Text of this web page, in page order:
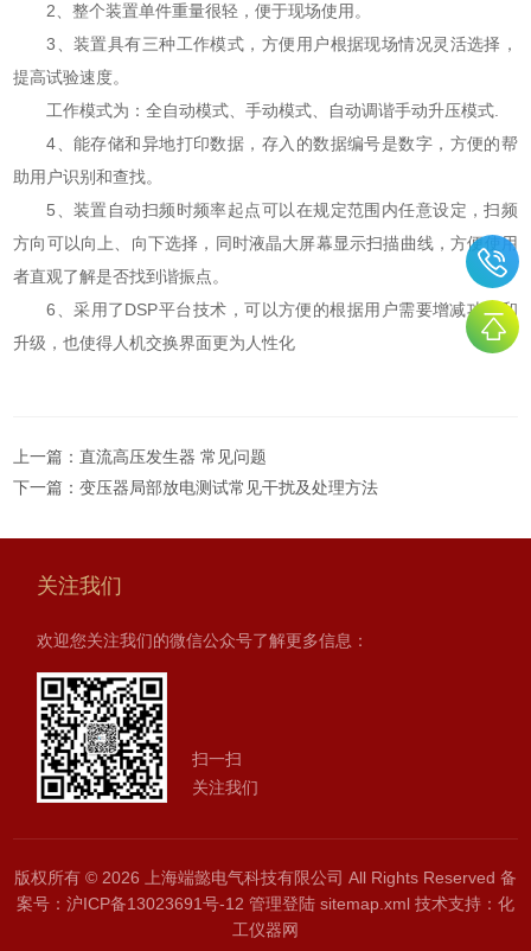
2、整个装置单件重量很轻，便于现场使用。
3、装置具有三种工作模式，方便用户根据现场情况灵活选择，
提高试验速度。
工作模式为：全自动模式、手动模式、自动调谐手动升压模式.
4、能存储和异地打印数据，存入的数据编号是数字，方便的帮
助用户识别和查找。
5、装置自动扫频时频率起点可以在规定范围内任意设定，扫频
方向可以向上、向下选择，同时液晶大屏幕显示扫描曲线，方便使用
者直观了解是否找到谐振点。
6、采用了DSP平台技术，可以方便的根据用户需要增减功能和
升级，也使得人机交换界面更为人性化
上一篇：直流高压发生器 常见问题
下一篇：变压器局部放电测试常见干扰及处理方法
关注我们
欢迎您关注我们的微信公众号了解更多信息：
扫一扫
关注我们
版权所有 © 2026 上海端懿电气科技有限公司 All Rights Reserved 备
案号：沪ICP备13023691号-12 管理登陆 sitemap.xml 技术支持： 化
工仪器网